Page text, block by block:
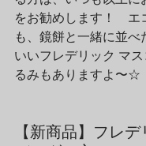
をお勧めします！　エ
も、鏡餅と一緒に並べ
いいフレデリック マ
るみもありますよ〜☆
【新商品】フレ